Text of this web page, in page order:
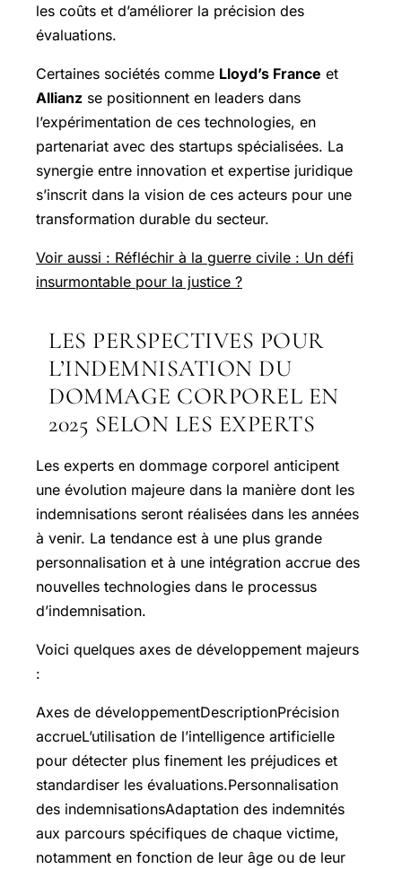
les coûts et d’améliorer la précision des
évaluations.
Certaines sociétés comme Lloyd’s France et
Allianz se positionnent en leaders dans
l’expérimentation de ces technologies, en
partenariat avec des startups spécialisées. La
synergie entre innovation et expertise juridique
s’inscrit dans la vision de ces acteurs pour une
transformation durable du secteur.
Voir aussi : Réfléchir à la guerre civile : Un défi
insurmontable pour la justice ?
LES PERSPECTIVES POUR
L’INDEMNISATION DU
DOMMAGE CORPOREL EN
2025 SELON LES EXPERTS
Les experts en dommage corporel anticipent
une évolution majeure dans la manière dont les
indemnisations seront réalisées dans les années
à venir. La tendance est à une plus grande
personnalisation et à une intégration accrue des
nouvelles technologies dans le processus
d’indemnisation.
Voici quelques axes de développement majeurs
:
Axes de développementDescriptionPrécision
accrueL’utilisation de l’intelligence artificielle
pour détecter plus finement les préjudices et
standardiser les évaluations.Personnalisation
des indemnisationsAdaptation des indemnités
aux parcours spécifiques de chaque victime,
notamment en fonction de leur âge ou de leur